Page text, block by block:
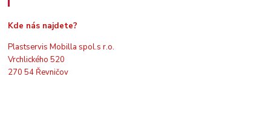
Kde nás najdete?
Plastservis Mobilla spol.s r.o.
Vrchlického 520
270 54 Řevničov